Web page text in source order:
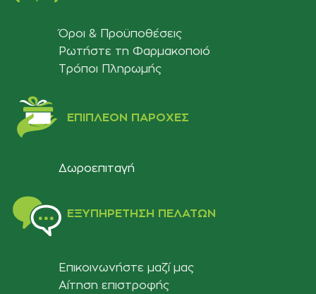
Όροι & Προϋποθέσεις
Ρωτήστε τη Φαρμακοποιό
Τρόποι Πληρωμής
ΕΠΙΠΛΈΟΝ ΠΑΡΟΧΈΣ
Δωροεπιταγή
ΕΞΥΠΗΡΈΤΗΣΗ ΠΕΛΑΤΏΝ
Επικοινωνήστε μαζί μας
Αίτηση επιστροφής